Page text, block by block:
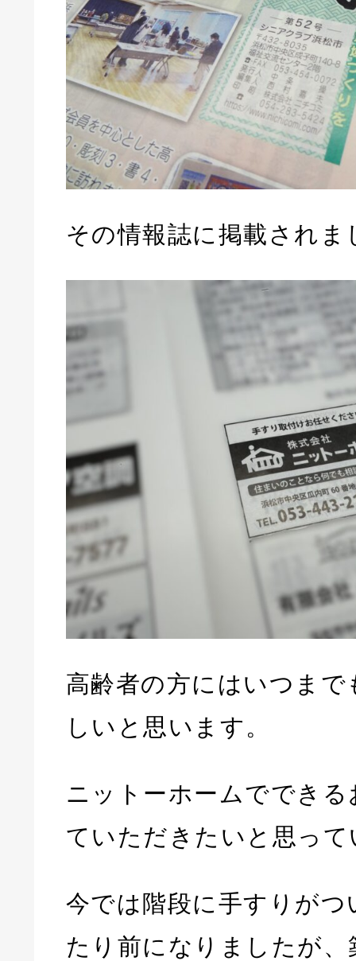
その情報誌に掲載されま
高齢者の方にはいつまで
しいと思います。
ニットーホームででき
ていただきたいと思って
今では階段に手すりが
たり前になりましたが